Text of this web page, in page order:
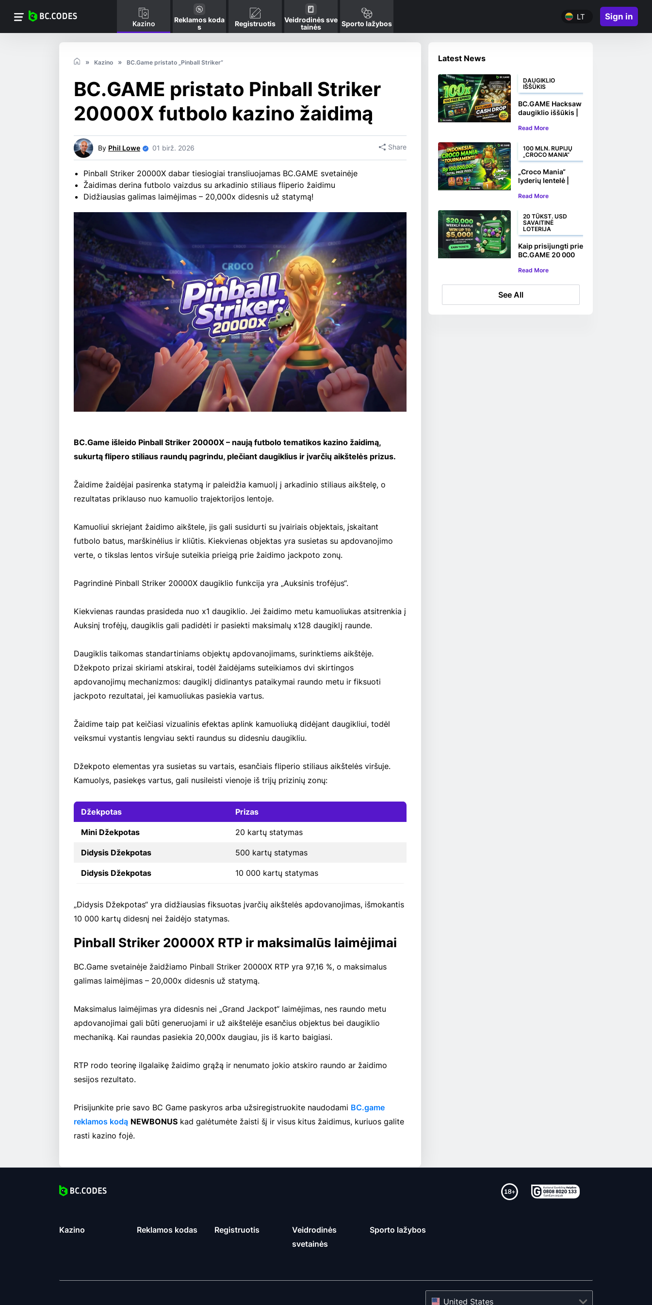
Kazino
Reklamos koda
s
Registruotis
Veidrodinės sve
tainės
Sporto lažybos
LT Sign in
Kazino BC.Game pristato „Pinball Striker“
BC.GAME pristato Pinball Striker
20000X futbolo kazino žaidimą
By Phil Lowe 01 birž. 2026 Share
Pinball Striker 20000X dabar tiesiogiai transliuojamas BC.GAME svetainėje
Žaidimas derina futbolo vaizdus su arkadinio stiliaus fliperio žaidimu
Didžiausias galimas laimėjimas – 20,000x didesnis už statymą!
BC.Game išleido Pinball Striker 20000X – naują futbolo tematikos kazino žaidimą,
sukurtą flipero stiliaus raundų pagrindu, plečiant daugiklius ir įvarčių aikštelės prizus.
Žaidime žaidėjai pasirenka statymą ir paleidžia kamuolį į arkadinio stiliaus aikštelę, o
rezultatas priklauso nuo kamuolio trajektorijos lentoje.
Kamuoliui skriejant žaidimo aikštele, jis gali susidurti su įvairiais objektais, įskaitant
futbolo batus, marškinėlius ir kliūtis. Kiekvienas objektas yra susietas su apdovanojimo
verte, o tikslas lentos viršuje suteikia prieigą prie žaidimo jackpoto zonų.
Pagrindinė Pinball Striker 20000X daugiklio funkcija yra „Auksinis trofėjus“.
Kiekvienas raundas prasideda nuo x1 daugiklio. Jei žaidimo metu kamuoliukas atsitrenkia į
Auksinį trofėjų, daugiklis gali padidėti ir pasiekti maksimalų x128 daugiklį raunde.
Daugiklis taikomas standartiniams objektų apdovanojimams, surinktiems aikštėje.
Džekpoto prizai skiriami atskirai, todėl žaidėjams suteikiamos dvi skirtingos
apdovanojimų mechanizmos: daugiklį didinantys pataikymai raundo metu ir fiksuoti
jackpoto rezultatai, jei kamuoliukas pasiekia vartus.
Žaidime taip pat keičiasi vizualinis efektas aplink kamuoliuką didėjant daugikliui, todėl
veiksmui vystantis lengviau sekti raundus su didesniu daugikliu.
Džekpoto elementas yra susietas su vartais, esančiais fliperio stiliaus aikštelės viršuje.
Kamuolys, pasiekęs vartus, gali nusileisti vienoje iš trijų prizinių zonų:
Džekpotas Prizas
Mini Džekpotas 20 kartų statymas
Didysis Džekpotas 500 kartų statymas
Didysis Džekpotas 10 000 kartų statymas
„Didysis Džekpotas“ yra didžiausias fiksuotas įvarčių aikštelės apdovanojimas, išmokantis
10 000 kartų didesnį nei žaidėjo statymas.
Pinball Striker 20000X RTP ir maksimalūs laimėjimai
BC.Game svetainėje žaidžiamo Pinball Striker 20000X RTP yra 97,16 %, o maksimalus
galimas laimėjimas – 20,000x didesnis už statymą.
Maksimalus laimėjimas yra didesnis nei „Grand Jackpot“ laimėjimas, nes raundo metu
apdovanojimai gali būti generuojami ir už aikštelėje esančius objektus bei daugiklio
mechaniką. Kai raundas pasiekia 20,000x daugiau, jis iš karto baigiasi.
RTP rodo teorinę ilgalaikę žaidimo grąžą ir nenumato jokio atskiro raundo ar žaidimo
sesijos rezultato.
Prisijunkite prie savo BC Game paskyros arba užsiregistruokite naudodami BC.game
reklamos kodą NEWBONUS kad galėtumėte žaisti šį ir visus kitus žaidimus, kuriuos galite
rasti kazino fojė.
Latest News
DAUGIKLIO
IŠŠŪKIS
BC.GAME Hacksaw
daugiklio iššūkis |
nemokamų sukimų
Read More
100 MLN. RUPIJŲ
„CROCO MANIA“
„Croco Mania“
lyderių lentelė |
iš daugiau nei 100
Read More
20 TŪKST. USD
SAVAITINĖ
LOTERIJA
Kaip prisijungti prie
BC.GAME 20 000
loterijos
Read More
See All
Kazino Reklamos kodas Registruotis
Veidrodinės
svetainės
Sporto lažybos
United States